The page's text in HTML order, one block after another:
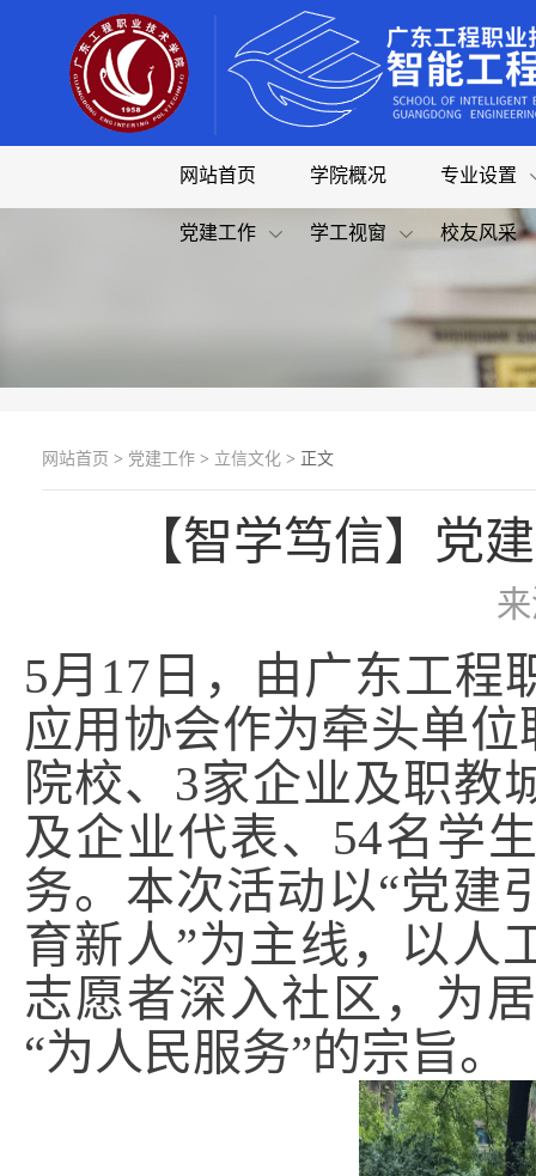
网站首页 学院概况 专业设置
党建工作 学工视窗 校友风采
网站首页 > 党建工作 > 立信文化 > 正文
【智学笃信】党
5月17日，由广东工程
应用协会作为牵头单
院校、3家企业及职教
及企业代表、54名学
务。本次活动以“党建
育新人”为主线，以人
志愿者深入社区，为
“为人民服务”的宗旨。